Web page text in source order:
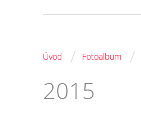
Úvod / Fotoalbum /
2015